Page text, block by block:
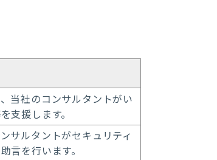
当社のコンサルタントがい
支援します。
サルタントがセキュリティ
言を行います。